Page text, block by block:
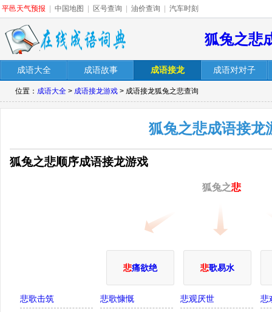
平邑天气预报 中国地图 区号查询 油价查询 汽车时刻
狐兔之悲
成语大全 成语故事 成语接龙 成语对对子
位置： 成语大全 > 成语接龙游戏 > 成语接龙狐兔之悲查询
狐兔之悲成语接龙
狐兔之悲顺序成语接龙游戏
狐兔之悲
悲痛欲绝 悲歌易水
悲歌击筑 悲歌慷慨 悲观厌世
悲